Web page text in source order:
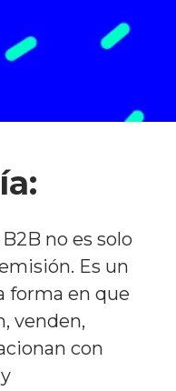
no es solo
Es un
forma en que
venden,
con